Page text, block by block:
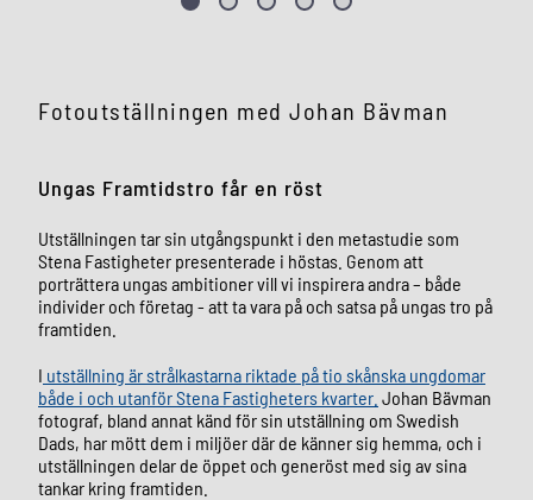
Fotoutställningen med Johan Bävman
Ungas Framtidstro får en röst
Utställningen tar sin utgångspunkt i den metastudie som
Stena Fastigheter presenterade i höstas. Genom att
porträttera ungas ambitioner vill vi inspirera andra – både
individer och företag - att ta vara på och satsa på ungas tro på
framtiden.
I utställning är strålkastarna riktade på tio skånska ungdomar
både i och utanför Stena Fastigheters kvarter. Johan Bävman
fotograf, bland annat känd för sin utställning om Swedish
Dads, har mött dem i miljöer där de känner sig hemma, och i
utställningen delar de öppet och generöst med sig av sina
tankar kring framtiden.